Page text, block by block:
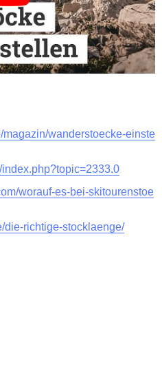
magazin/wanderstoecke-einste
worauf-es-bei-skitourenstoe
die-richtige-stocklaenge/